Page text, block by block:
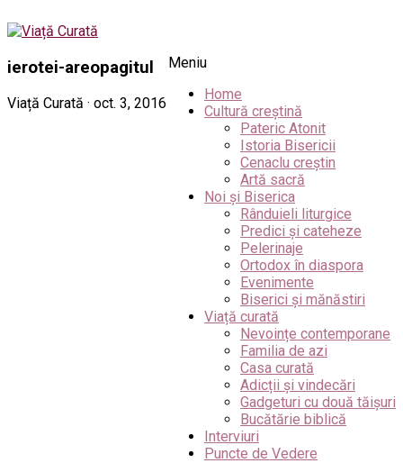
Meniu
Home
Cultură creștină
Pateric Atonit
Istoria Bisericii
Cenaclu creștin
Artă sacră
Noi și Biserica
Rânduieli liturgice
Predici și cateheze
Pelerinaje
Ortodox în diaspora
Evenimente
Biserici și mănăstiri
Viață curată
Nevoințe contemporane
Familia de azi
Casa curată
Adicții și vindecări
Gadgeturi cu două tăișuri
Bucătărie biblică
Interviuri
Puncte de Vedere
ierotei-areopagitul
Viață Curată · oct. 3, 2016